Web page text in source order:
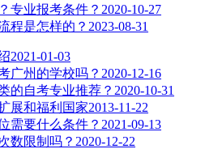
专业报考条件？ 2020-10-27
程是怎样的？ 2023-08-31
2021-01-03
广州的学校吗？ 2020-12-16
的自考专业推荐？ 2020-10-31
展和福利国家2013-11-22
需要什么条件？ 2021-09-13
数限制吗？ 2020-12-22